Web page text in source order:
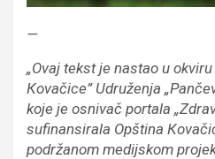
—
„Ovaj tekst je nastao u
Кovačice” Udruženja
koje je osnivač portala
sufinansirala Opština
podržanom medijskom